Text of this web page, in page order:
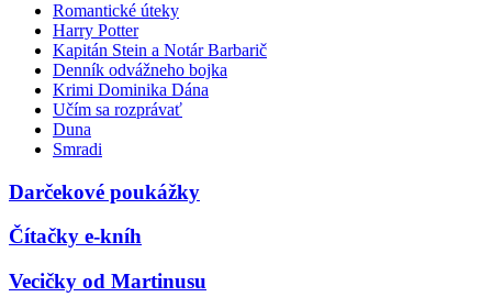
Romantické úteky
Harry Potter
Kapitán Stein a Notár Barbarič
Denník odvážneho bojka
Krimi Dominika Dána
Učím sa rozprávať
Duna
Smradi
Darčekové poukážky
Čítačky e-kníh
Vecičky od Martinusu